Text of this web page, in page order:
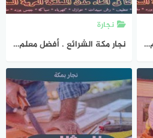
نجار مكة العوالي . أفضل معلم نجارة العوالي 0543693221 المثالى للنجارة
نجارة
نجار مكة الشرائع . أفضل معلم نجارة بالشرائع 0543693221 المثالى للنجارة